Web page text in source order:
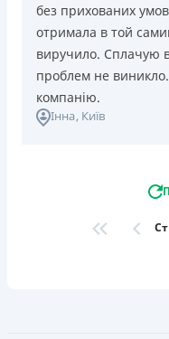
без прихованих умов
отримала в той
виручило. Сплачую
проблем не
компанію.
Інна, Київ